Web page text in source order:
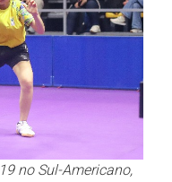
no Sul-Americano,